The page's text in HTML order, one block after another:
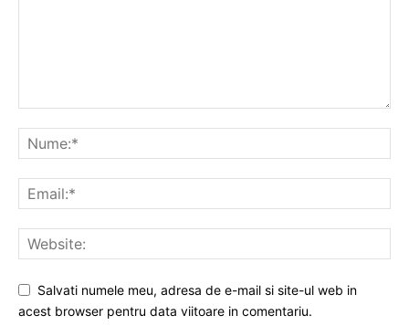
Salvati numele meu, adresa de e-mail si site-ul web in
acest browser pentru data viitoare in comentariu.